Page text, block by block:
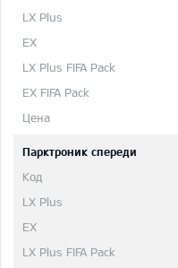
Парктроник спереди